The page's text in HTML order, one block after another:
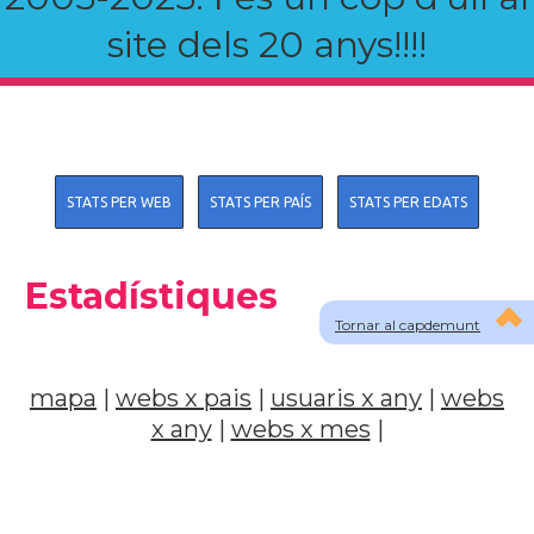
site dels 20 anys!!!!
Tornar al capdemunt
STATS PER WEB STATS PER PAÍS STATS PER EDATS
Estadístiques
mapa | webs x pais | usuaris x any | webs
x any| webs x mes |